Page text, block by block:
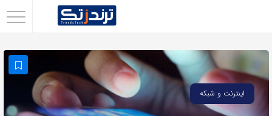
با
استفادهاینترنت و شبکه